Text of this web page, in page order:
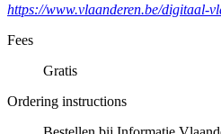
https://www.vlaanderen.be/digitaal-
Fees
Gratis
Ordering instructions